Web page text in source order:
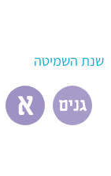
שנת השמיטה